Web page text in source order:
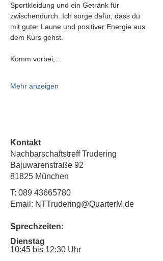
Sportkleidung und ein Getränk für
zwischendurch. Ich sorge dafür, dass du
mit guter Laune und positiver Energie aus
dem Kurs gehst.
Komm vorbei,…
Mehr anzeigen
Kontakt
Nachbarschaftstreff Trudering
Bajuwarenstraße 92
81825 München
T: 089 43665780
Email: NTTrudering@QuarterM.de
Sprechzeiten:
Dienstag
10:45 bis 12:30 Uhr